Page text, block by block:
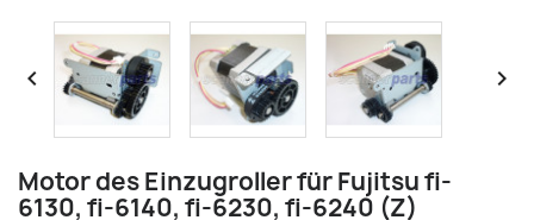
 
Motor des Einzugroller für Fujitsu fi-
6130, fi-6140, fi-6230, fi-6240 (Z)